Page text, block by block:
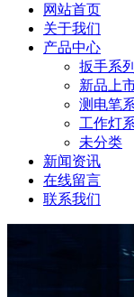
网站首页
关于我们
产品中心
扳手系列
新品上
测电笔
工作灯
未分类
新闻资讯
在线留言
联系我们